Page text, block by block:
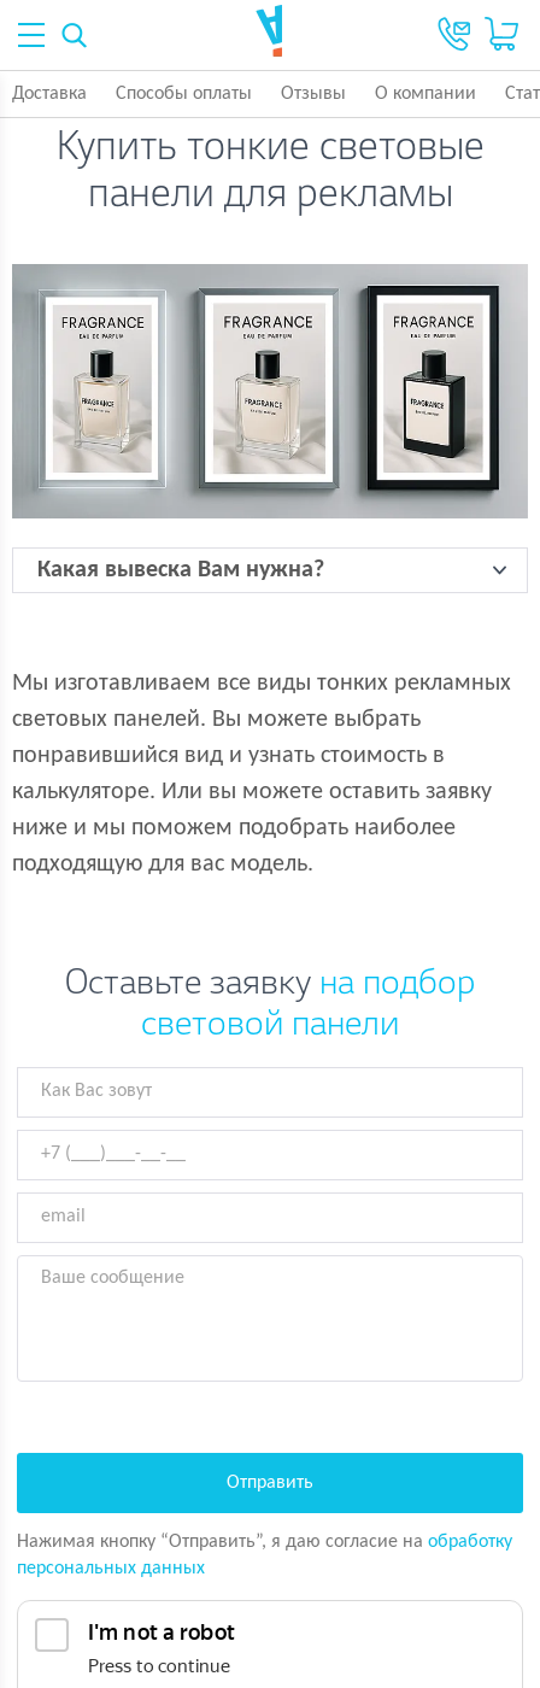
Доставка Способы оплаты Отзывы О компании
Купить тонкие световые
панели для рекламы
Какая вывеска Вам нужна?
Мы изготавливаем все виды тонких рекламных
световых панелей. Вы можете выбрать
понравившийся вид и узнать стоимость в
калькуляторе. Или вы можете оставить заявку
ниже и мы поможем подобрать наиболее
подходящую для вас модель.
Оставьте заявку на подбор
световой панели
Нажимая кнопку “Отправить”, я даю согласие на обработку
персональных данных